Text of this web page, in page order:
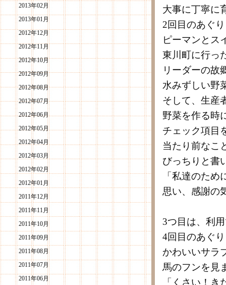
2013年02月
2013年01月
2012年12月
2012年11月
2012年10月
2012年09月
2012年08月
2012年07月
2012年06月
2012年05月
2012年04月
2012年03月
2012年02月
2012年01月
2011年12月
2011年11月
2011年10月
2011年09月
2011年08月
2011年07月
2011年06月
大事に丁寧に
2回目のあぐ
ピーマンとス
東川町に行っ
リーダーの故
水みずしい野
そして、生産
野菜を作る時
チェック項目
当たり前なこ
びっちりと書
「私達のた
思い、感謝の
3つ目は、利
4回目のあぐ
かわいいサラ
馬のフンを見
「くさい！